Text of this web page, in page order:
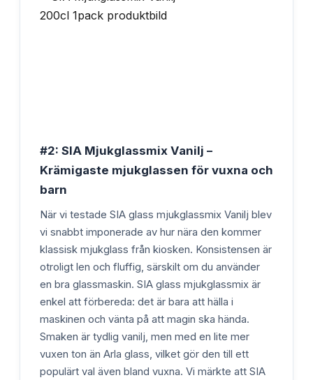
#2: SIA Mjukglassmix Vanilj –
Krämigaste mjukglassen för vuxna och
barn
När vi testade SIA glass mjukglassmix Vanilj blev
vi snabbt imponerade av hur nära den kommer
klassisk mjukglass från kiosken. Konsistensen är
otroligt len och fluffig, särskilt om du använder
en bra glassmaskin. SIA glass mjukglassmix är
enkel att förbereda: det är bara att hälla i
maskinen och vänta på att magin ska hända.
Smaken är tydlig vanilj, men med en lite mer
vuxen ton än Arla glass, vilket gör den till ett
populärt val även bland vuxna. Vi märkte att SIA